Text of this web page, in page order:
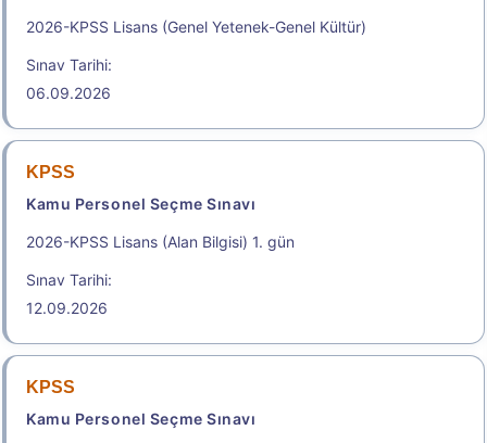
2026-KPSS Lisans (Genel Yetenek-Genel Kültür)
Sınav Tarihi:
06.09.2026
KPSS
Kamu Personel Seçme Sınavı
2026-KPSS Lisans (Alan Bilgisi) 1. gün
Sınav Tarihi:
12.09.2026
KPSS
Kamu Personel Seçme Sınavı